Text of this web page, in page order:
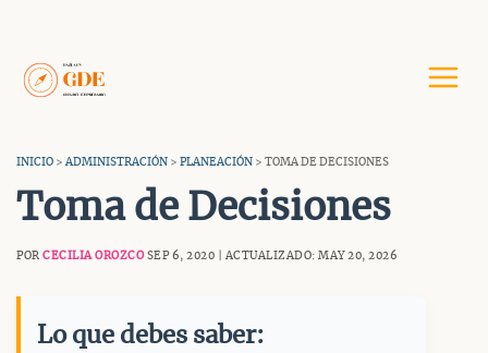
contenido
INICIO >ADMINISTRACIÓN > PLANEACIÓN > TOMA DE DECISIONES
Toma de Decisiones
POR CECILIA OROZCOSEP 6, 2020 | ACTUALIZADO: MAY 20, 2026
Lo que debes saber: